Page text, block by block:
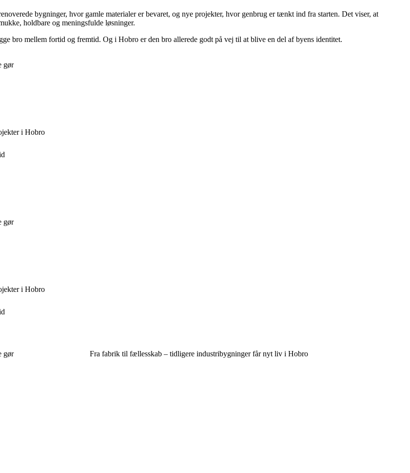
bygninger, hvor gamle materialer er bevaret, og nye projekter, hvor genbrug er tænkt ind fra starten. Det viser, at
holdbare og meningsfulde løsninger.
bro mellem fortid og fremtid. Og i Hobro er den bro allerede godt på vej til at blive en del af byens identitet.
gør
i Hobro
gør
i Hobro
gør Fra fabrik til fællesskab – tidligere industribygninger får nyt liv i Hobro